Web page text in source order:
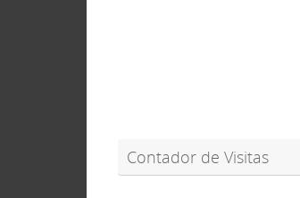
Contador de Visitas